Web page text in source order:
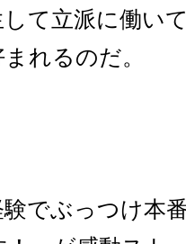
て立派に働い
れるのだ。
験でぶっつけ